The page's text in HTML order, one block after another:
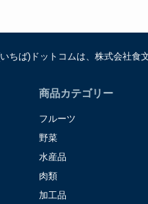
客様のお名前、ご住所、電話番
に関する問合わせ窓口
東京都港区東麻布一丁目２７
：047-401-6847
ちば)ドットコムは、株式会社食
商品カテゴリー
フルーツ
野菜
水産品
肉類
加工品